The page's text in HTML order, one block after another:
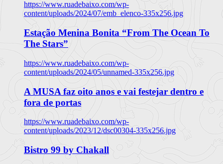
https://www.ruadebaixo.com/wp-
content/uploads/2024/07/emb_elenco-335x256.jpg
Estação Menina Bonita “From The Ocean To
The Stars”
https://www.ruadebaixo.com/wp-
content/uploads/2024/05/unnamed-335x256.jpg
A MUSA faz oito anos e vai festejar dentro e
fora de portas
https://www.ruadebaixo.com/wp-
content/uploads/2023/12/dsc00304-335x256.jpg
Bistro 99 by Chakall